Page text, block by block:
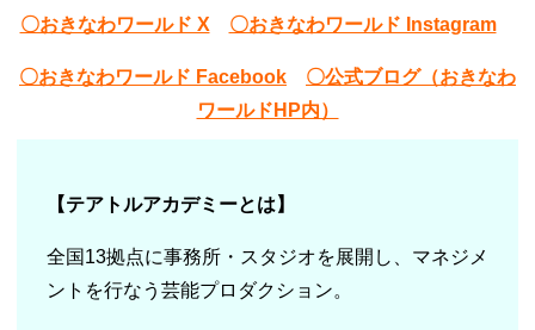
〇おきなわワールド X 〇おきなわワールド Instagram
〇おきなわワールド Facebook
〇公式ブログ（おきなわ
ワールドHP内）
【テアトルアカデミーとは】
全国13拠点に事務所・スタジオを展開し、マネジメ
ントを行なう芸能プロダクション。